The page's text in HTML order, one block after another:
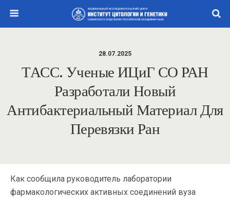
28.07.2025
ТАСС. Ученые ИЦиГ СО РАН
Разработали Новый
Антибактериальный Материал Для
Перевязки Ран
Как сообщила руководитель лаборатории
фармакологических активных соединений вуза